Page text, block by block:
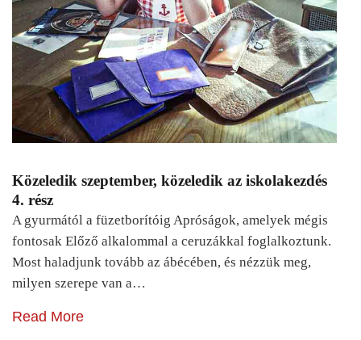
Közeledik szeptember, közeledik az iskolakezdés
4. rész
A gyurmától a füzetborítóig Apróságok, amelyek mégis
fontosak Előző alkalommal a ceruzákkal foglalkoztunk.
Most haladjunk tovább az ábécében, és nézzük meg,
milyen szerepe van a…
Read More